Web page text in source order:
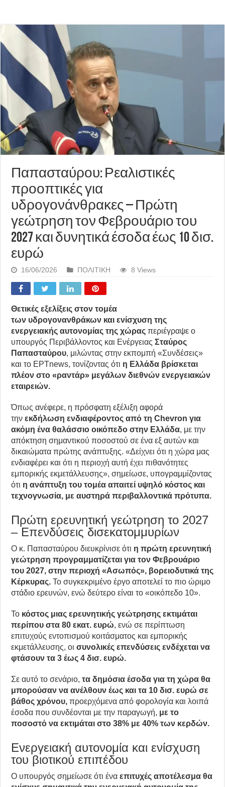
Παπασταύρου: Ρεαλιστικές
προοπτικές για
υδρογονάνθρακες – Πρώτη
γεώτρηση τον Φεβρουάριο του
2027 και δυνητικά έσοδα έως 10 δισ.
ευρώ
16/06/2026 ΠΟΛΙΤΙΚΗ 8 Views
Θετικές εξελίξεις στον τομέα
των υδρογονανθράκων και ενίσχυση της
ενεργειακής αυτονομίας της χώραςπεριέγραψε ο
υπουργός Περιβάλλοντος και ΕνέργειαςΣταύρος
Παπασταύρου, μιλώντας στην εκπομπή «Συνδέσεις»
και το ΕΡΤnews, τονίζοντας ότι η Ελλάδα βρίσκεται
πλέον στο «ραντάρ» μεγάλων διεθνών ενεργειακών
εταιρειών.
Όπως ανέφερε, η πρόσφατη εξέλιξη αφορά
τηνεκδήλωση ενδιαφέροντος από τη Chevron για
ακόμη ένα θαλάσσιο οικόπεδο στην Ελλάδα, με την
απόκτηση σημαντικού ποσοστού σε ένα εξ αυτών και
δικαιώματα πρώτης ανάπτυξης. «Δείχνει ότι η χώρα μας
ενδιαφέρει και ότι η περιοχή αυτή έχει πιθανότητες
εμπορικής εκμετάλλευσης», σημείωσε, υπογραμμίζοντας
ότι η ανάπτυξη του τομέα απαιτεί υψηλό κόστος και
τεχνογνωσία, με αυστηρά περιβαλλοντικά πρότυπα.
Πρώτη ερευνητική γεώτρηση το 2027
– Επενδύσεις δισεκατομμυρίων
Ο κ. Παπασταύρου διευκρίνισε ότι η πρώτη ερευνητική
γεώτρηση προγραμματίζεται για τον Φεβρουάριο
του 2027, στην περιοχή «Ασωπός», βορειοδυτικά της
Κέρκυρας.Το συγκεκριμένο έργο αποτελεί το πιο ώριμο
στάδιο ερευνών, ενώ δεύτερο είναι το «οικόπεδο 10».
Το κόστος μιας ερευνητικής γεώτρησης εκτιμάται
περίπου στα 80 εκατ. ευρώ, ενώ σε περίπτωση
επιτυχούς εντοπισμού κοιτάσματος και εμπορικής
εκμετάλλευσης, οισυνολικές επενδύσεις ενδέχεται να
φτάσουν τα 3 έως 4 δισ. ευρώ.
Σε αυτό το σενάριο, τα δημόσια έσοδα για τη χώρα θα
μπορούσαν να ανέλθουν έως και τα 10 δισ. ευρώ σε
βάθος χρόνου,προερχόμενα από φορολογία και λοιπά
έσοδα που συνδέονται με την παραγωγή, με το
ποσοστό να εκτιμάται στο 38% με 40% των κερδών.
Ενεργειακή αυτονομία και ενίσχυση
του βιοτικού επιπέδου
Ο υπουργός σημείωσε ότι έναεπιτυχές αποτέλεσμα θα